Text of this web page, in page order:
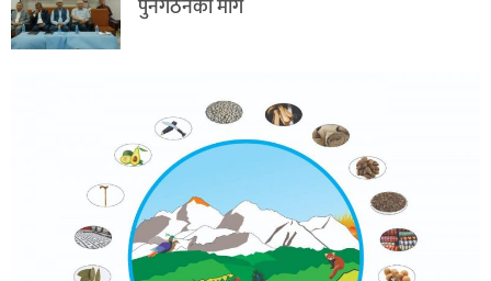
पुनर्गठनको माग